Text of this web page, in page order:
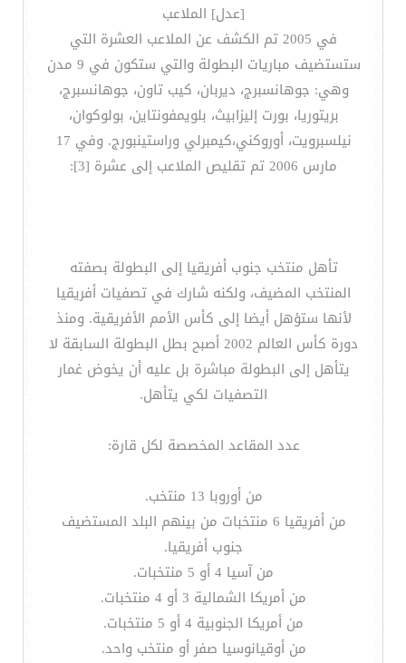
[عدل] الملاعب
في 2005 تم الكشف عن الملاعب العشرة التي
ستستضيف مباريات البطولة والتي ستكون في 9 مدن
وهي: جوهانسبرج، ديربان، كيب تاون، جوهانسبرج،
بريتوريا، بورت إليزابيث، بلويمفونتاين، بولوكوان،
نيلسبرويت، أوروكني،كيمبرلي وراستينبورج. وفي 17
مارس 2006 تم تقليص الملاعب إلى عشرة [3]:
تأهل منتخب جنوب أفريقيا إلى البطولة بصفته
المنتخب المضيف، ولكنه شارك في تصفيات أفريقيا
لأنها ستؤهل أيضا إلى كأس الأمم الأفريقية. ومنذ
دورة كأس العالم 2002 أصبح بطل البطولة السابقة لا
يتأهل إلى البطولة مباشرة بل عليه أن يخوض غمار
التصفيات لكي يتأهل.
عدد المقاعد المخصصة لكل قارة:
من أوروبا 13 منتخب.
من أفريقيا 6 منتخبات من بينهم البلد المستضيف
جنوب أفريقيا.
من آسيا 4 أو 5 منتخبات.
من أمريكا الشمالية 3 أو 4 منتخبات.
من أمريكا الجنوبية 4 أو 5 منتخبات.
من أوقيانوسيا صفر أو منتخب واحد.